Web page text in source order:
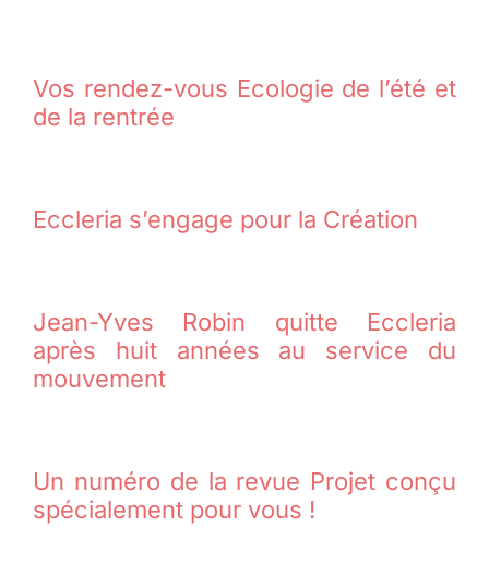
Vos rendez-vous Ecologie de l’été et
de la rentrée
Eccleria s’engage pour la Création
Jean-Yves Robin quitte Eccleria
après huit années au service du
mouvement
Un numéro de la revue Projet conçu
spécialement pour vous !